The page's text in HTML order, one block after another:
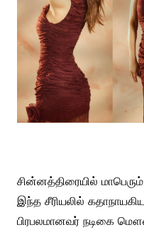
சின்னத்திரையில்
இந்த சீரியலில்
பிரபலமானவர் நடிகை